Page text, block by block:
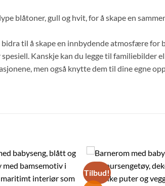
blåtoner, gull og hvit, for å skape en
til å skape en innbydende atmosfære for
Kanskje kan du legge til familiebilder
men også knytte dem til dine egne
ønskelisten
Tilbud!